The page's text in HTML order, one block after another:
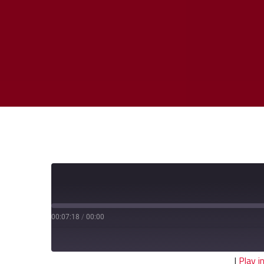
00:00
/
00:07:18
| Play